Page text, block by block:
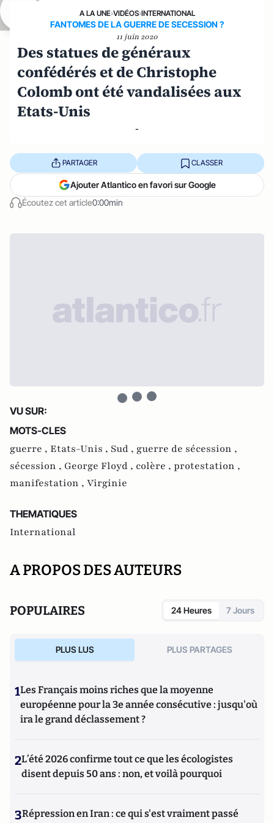
A LA UNE›VIDÉOS›INTERNATIONAL
FANTOMES DE LA GUERRE DE SECESSION ?
11 juin 2020
Des statues de généraux
confédérés et de Christophe
Colomb ont été vandalisées aux
Etats-Unis
-
Écoutez cet article0:00min
PARTAGER CLASSER
Ajouter Atlantico en favori sur Google
VU SUR:
MOTS-CLES
guerre , Etats-Unis , Sud , guerre de sécession ,
sécession , George Floyd , colère , protestation ,
manifestation , Virginie
THEMATIQUES
International
A PROPOS DES AUTEURS
POPULAIRES 24 Heures 7 Jours
PLUS LUS PLUS PARTAGES
1Les Français moins riches que la moyenne
européenne pour la 3e année consécutive : jusqu'où
ira le grand déclassement ?
2L’été 2026 confirme tout ce que les écologistes
disent depuis 50 ans : non, et voilà pourquoi
3Répression en Iran : ce qui s'est vraiment passé